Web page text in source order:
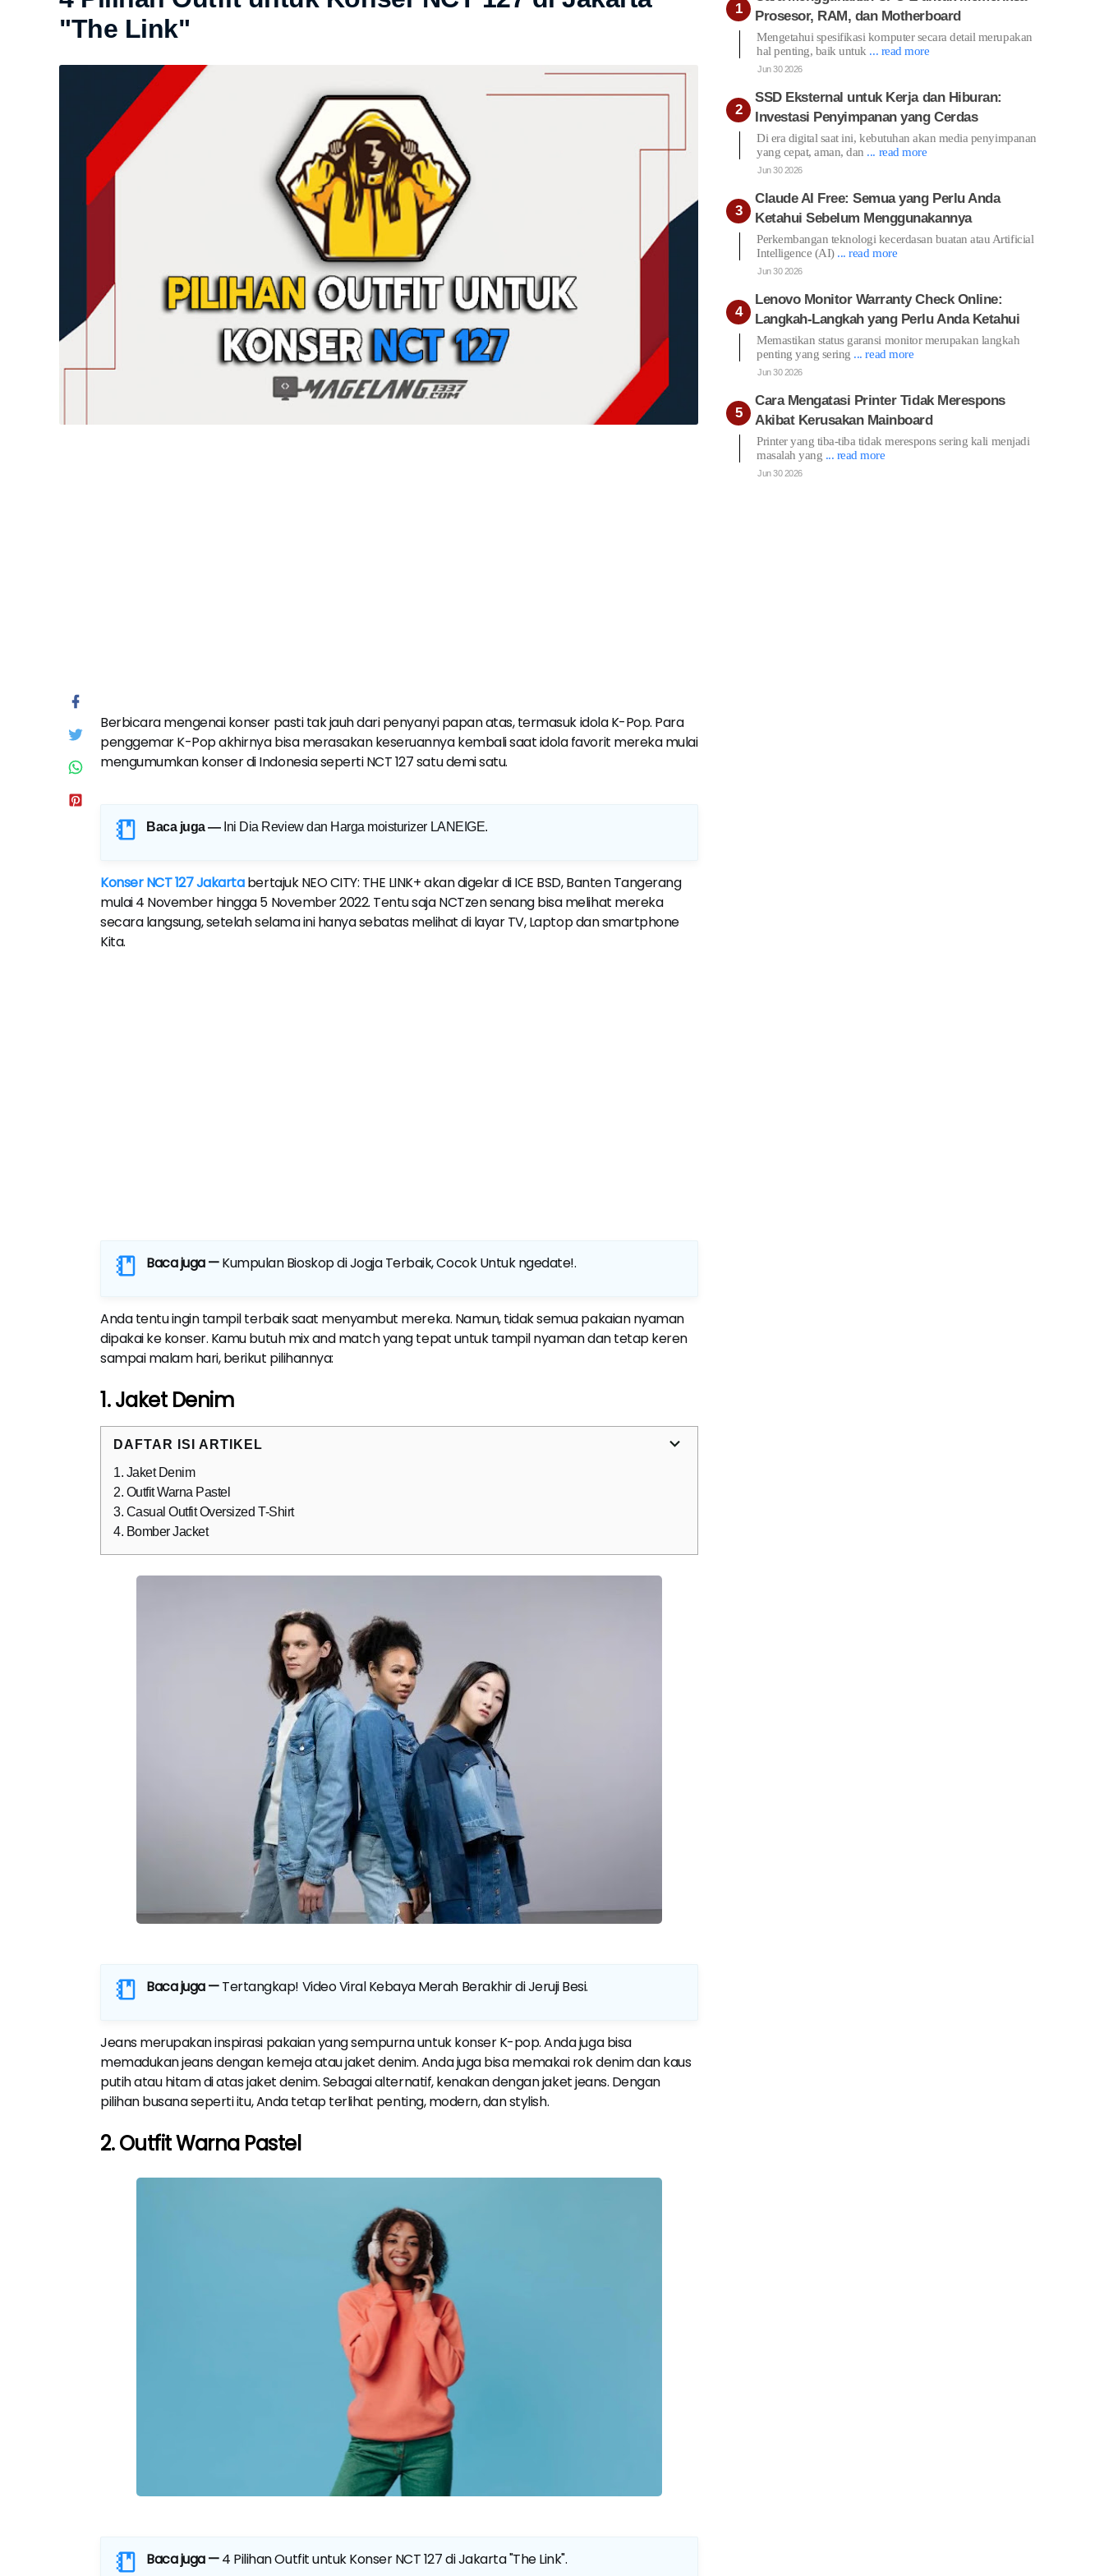
"The Link"
Berbicara mengenai konser pasti tak jauh dari penyanyi papan atas, termasuk idola K-Pop. Para
penggemar K-Pop akhirnya bisa merasakan keseruannya kembali saat idola favorit mereka mulai
mengumumkan konser di Indonesia seperti NCT 127 satu demi satu.
Baca juga — Ini Dia Review dan Harga moisturizer LANEIGE.
Konser NCT 127 Jakartabertajuk NEO CITY: THE LINK+ akan digelar di ICE BSD, Banten Tangerang
mulai 4 November hingga 5 November 2022. Tentu saja NCTzen senang bisa melihat mereka
secara langsung, setelah selama ini hanya sebatas melihat di layar TV, Laptop dan smartphone
Kita.
Baca juga —Kumpulan Bioskop di Jogja Terbaik, Cocok Untuk ngedate!.
Anda tentu ingin tampil terbaik saat menyambut mereka. Namun, tidak semua pakaian nyaman
dipakai ke konser. Kamu butuh mix and match yang tepat untuk tampil nyaman dan tetap keren
sampai malam hari, berikut pilihannya:
1. Jaket Denim
DAFTAR ISI ARTIKEL
1. Jaket Denim
2. Outfit Warna Pastel
3. Casual Outfit Oversized T-Shirt
4. Bomber Jacket
Baca juga —Tertangkap! Video Viral Kebaya Merah Berakhir di Jeruji Besi.
Jeans merupakan inspirasi pakaian yang sempurna untuk konser K-pop. Anda juga bisa
memadukan jeans dengan kemeja atau jaket denim. Anda juga bisa memakai rok denim dan kaus
putih atau hitam di atas jaket denim. Sebagai alternatif, kenakan dengan jaket jeans. Dengan
pilihan busana seperti itu, Anda tetap terlihat penting, modern, dan stylish.
2. Outfit Warna Pastel
Baca juga —4 Pilihan Outfit untuk Konser NCT 127 di Jakarta "The Link".
Prosesor, RAM, dan Motherboard
Mengetahui spesifikasi komputer secara detail merupakan
hal penting, baik untuk ... read more
Jun 30 2026
SSD Eksternal untuk Kerja dan Hiburan:
Investasi Penyimpanan yang Cerdas
Di era digital saat ini, kebutuhan akan media penyimpanan
yang cepat, aman, dan ... read more
Jun 30 2026
Claude AI Free: Semua yang Perlu Anda
Ketahui Sebelum Menggunakannya
Perkembangan teknologi kecerdasan buatan atau Artificial
Intelligence (AI) ... read more
Jun 30 2026
Lenovo Monitor Warranty Check Online:
Langkah-Langkah yang Perlu Anda Ketahui
Memastikan status garansi monitor merupakan langkah
penting yang sering ... read more
Jun 30 2026
Cara Mengatasi Printer Tidak Merespons
Akibat Kerusakan Mainboard
Printer yang tiba-tiba tidak merespons sering kali menjadi
masalah yang ... read more
Jun 30 2026